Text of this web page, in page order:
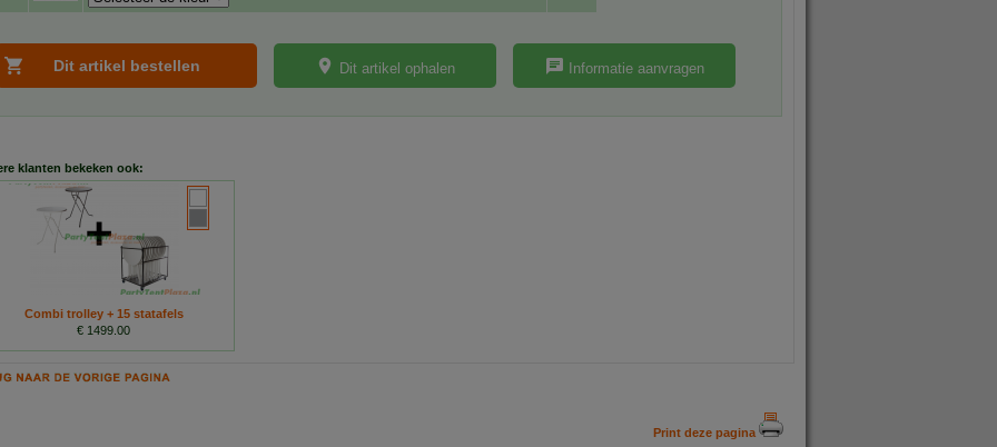
Dit artikel ophalen Informatie aanvragen
klanten bekeken ook:
Combi trolley + 15 statafels
€ 1499.00
Print deze pagina